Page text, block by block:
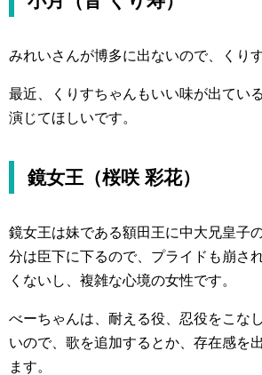
みれいさんが博多に出ないので、くり
最近、くりすちゃんもいい味が出てい
演じてほしいです。
鏡女王（桜咲 彩花）
鏡女王は妹である額田王に中大兄皇子
分は臣下に下るので、プライドも崩さ
くないし、複雑な心境の女性です。
べーちゃんは、耐える役、忍役をこな
いので、歌を追加するとか、存在感を
ます。